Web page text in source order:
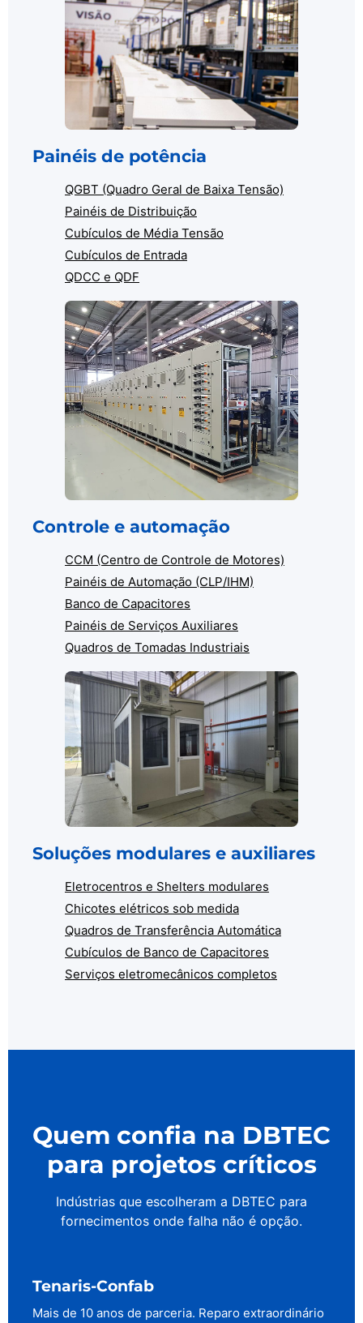
Painéis de potência
QGBT (Quadro Geral de Baixa Tensão)
Painéis de Distribuição
Cubículos de Média Tensão
Cubículos de Entrada
QDCC e QDF
Controle e automação
CCM (Centro de Controle de Motores)
Painéis de Automação (CLP/IHM)
Banco de Capacitores
Painéis de Serviços Auxiliares
Quadros de Tomadas Industriais
Soluções modulares e auxiliares
Eletrocentros e Shelters modulares
Chicotes elétricos sob medida
Quadros de Transferência Automática
Cubículos de Banco de Capacitores
Serviços eletromecânicos completos
Quem confia na DBTEC
para projetos críticos
Indústrias que escolheram a DBTEC para
fornecimentos onde falha não é opção.
Tenaris-Confab
Mais de 10 anos de parceria. Reparo extraordinário